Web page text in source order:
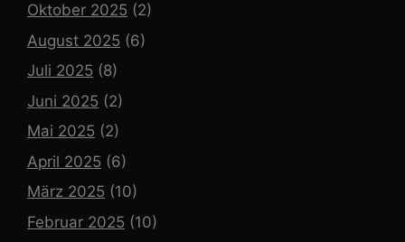
Oktober 2025 (2)
August 2025 (6)
Juli 2025 (8)
Juni 2025 (2)
Mai 2025 (2)
April 2025 (6)
März 2025 (10)
Februar 2025 (10)